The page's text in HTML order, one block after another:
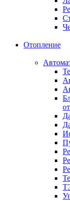
Отопление